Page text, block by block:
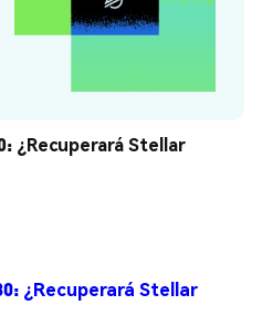
¿Recuperará Stellar
¿Recuperará Stellar